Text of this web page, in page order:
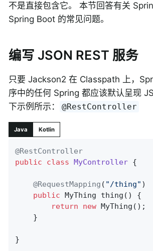
不是直接包含它。 本节回答有关
Spring Boot 的常见问题。
编写 JSON REST 服务
只要 Jackson2 在 Classpath 上，
序中的任何 Spring 都应该默认呈现
下示例所示：
@RestController
Java Kotlin
@RestController
public
class MyController {
@RequestMapping ( "/thing" )
public MyThing thing ()
{
return
new MyThing();
}